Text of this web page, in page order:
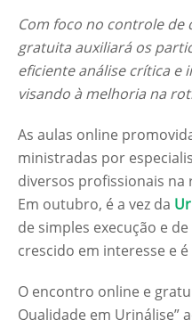
Com foco no controle de
gratuita auxiliará os
eficiente análise crítica e
visando à melhoria na
As aulas online
ministradas por
diversos profissionais na
Em outubro, é a vez da
de simples execução e
crescido em interesse e
O encontro online e
Qualidade em Urinálise”